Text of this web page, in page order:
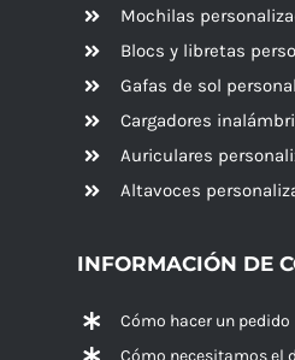
Mochilas
Blocs y libretas
Gafas de sol
Cargadores
Auriculares
Altavoces
INFORMACIÓN DE
Cómo hacer un pedido
Cómo necesitamos el